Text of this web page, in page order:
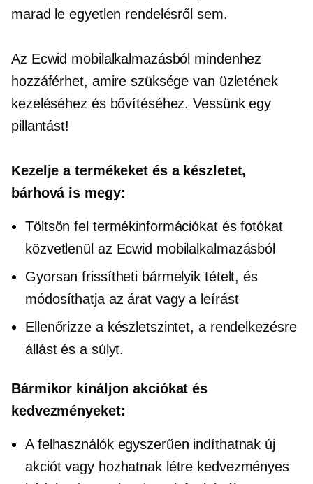
marad le egyetlen rendelésről sem.
Az Ecwid mobilalkalmazásból mindenhez
hozzáférhet, amire szüksége van üzletének
kezeléséhez és bővítéséhez. Vessünk egy
pillantást!
Kezelje a termékeket és a készletet,
bárhová is megy:
Töltsön fel termékinformációkat és fotókat
közvetlenül az Ecwid mobilalkalmazásból
Gyorsan frissítheti bármelyik tételt, és
módosíthatja az árat vagy a leírást
Ellenőrizze a készletszintet, a rendelkezésre
állást és a súlyt.
Bármikor kínáljon akciókat és
kedvezményeket:
A felhasználók egyszerűen indíthatnak új
akciót vagy hozhatnak létre kedvezményes